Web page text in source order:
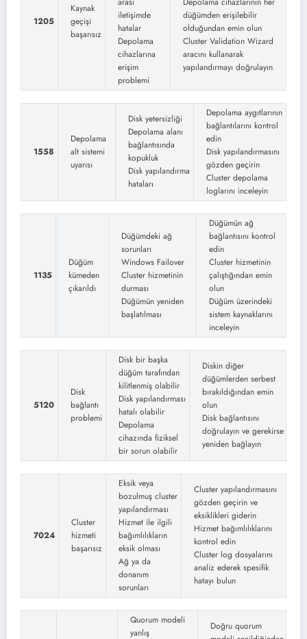
1205
Kaynak
geçişi
başarısız
iletişimde
hatalar
Depolama
cihazlarına
erişim
problemi
düğümden erişilebilir
olduğundan emin olun
Cluster Validation Wizard
aracını kullanarak
yapılandırmayı doğrulayın
1558
Depolama
alt sistemi
uyarısı
Disk yetersizliği
Depolama alanı
bağlantısında
kopukluk
Disk yapılandırma
hataları
Depolama aygıtlarının
bağlantılarını kontrol
edin
Disk yapılandırmasını
gözden geçirin
Cluster depolama
loglarını inceleyin
1135
Düğüm
kümeden
çıkarıldı
Düğümdeki ağ
sorunları
Windows Failover
Cluster hizmetinin
durması
Düğümün yeniden
başlatılması
Düğümün ağ
bağlantısını kontrol
edin
Cluster hizmetinin
çalıştığından emin
olun
Düğüm üzerindeki
sistem kaynaklarını
inceleyin
5120
Disk
bağlantı
problemi
Disk bir başka
düğüm tarafından
kilitlenmiş olabilir
Disk yapılandırması
hatalı olabilir
Depolama
cihazında fiziksel
bir sorun olabilir
Diskin diğer
düğümlerden serbest
bırakıldığından emin
olun
Disk bağlantısını
doğrulayın ve gerekirse
yeniden bağlayın
7024
Cluster
hizmeti
başarısız
Eksik veya
bozulmuş cluster
yapılandırması
Hizmet ile ilgili
bağımlılıkların
eksik olması
Ağ ya da
donanım
sorunları
Cluster yapılandırmasını
gözden geçirin ve
eksiklikleri giderin
Hizmet bağımlılıklarını
kontrol edin
Cluster log dosyalarını
analiz ederek spesifik
hatayı bulun
Quorum modeli
yanlış
Doğru quorum